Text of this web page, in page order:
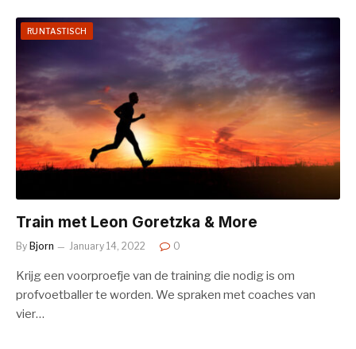
RUNTASTISCH
Train met Leon Goretzka & More
By Bjorn January 14, 2022 0
Krijg een voorproefje van de training die nodig is om
profvoetballer te worden. We spraken met coaches van
vier…